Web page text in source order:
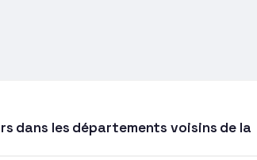
dans les départements voisins de la